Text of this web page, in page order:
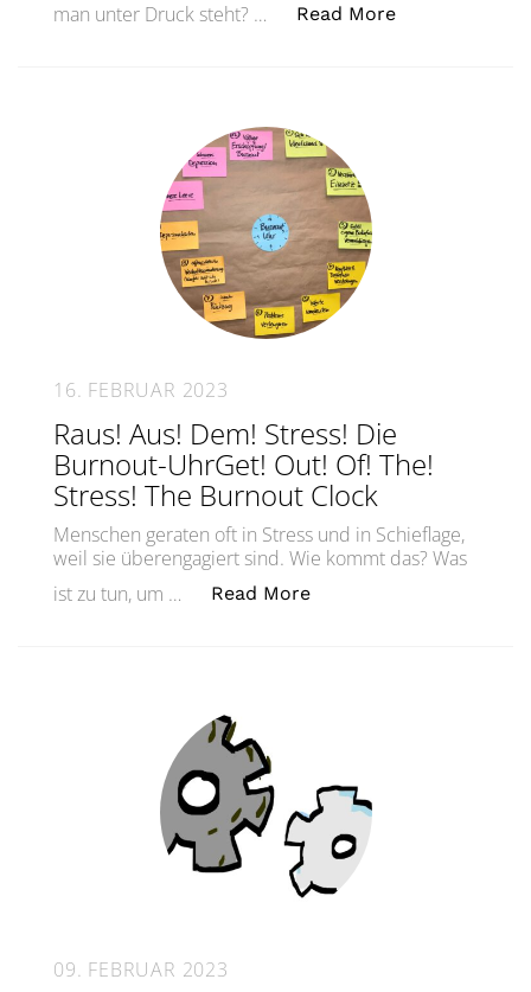
man unter Druck steht? … Read More„Was tun,
16. FEBRUAR 2023
Raus! Aus! Dem! Stress! Die
Burnout-UhrGet! Out! Of! The!
Stress! The Burnout Clock
Menschen geraten oft in Stress und in Schieflage,
weil sie überengagiert sind. Wie kommt das? Was
ist zu tun, um …
Read More„Raus! Aus! Dem!
09. FEBRUAR 2023